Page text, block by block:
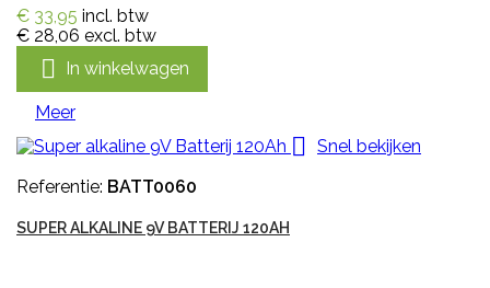
€ 33,95 incl. btw
€ 28,06 excl. btw
 In winkelwagen
Meer

Snel bekijken
Referentie: BATT0060
SUPER ALKALINE 9V BATTERIJ 120AH